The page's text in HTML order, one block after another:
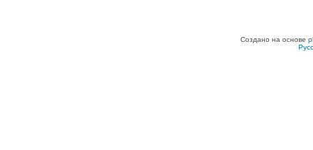
Создано на основе